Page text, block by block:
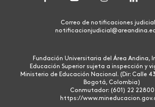
Correo de notificaciones
Fundación Universitaria del Área Andina,
Educación Superior sujeta a inspección y
Ministerio de Educación Nacional. (Dir: Calle 43
Bogotá, Colombia)
Conmutador: (601) 22 22800
https://